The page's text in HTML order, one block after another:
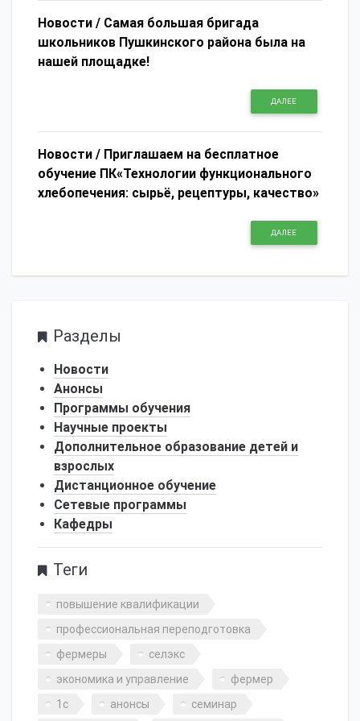
Новости / Самая большая бригада
школьников Пушкинского района была на
нашей площадке!
ДАЛЕЕ
Новости / Приглашаем на бесплатное
обучение ПК«Технологии функционального
хлебопечения: сырьё, рецептуры, качество»
ДАЛЕЕ
Разделы
Новости
Анонсы
Программы обучения
Научные проекты
Дополнительное образование детей и
взрослых
Дистанционное обучение
Сетевые программы
Кафедры
Теги
повышение квалификации
профессиональная переподготовка
фермеры
селэкс
экономика и управление
фермер
1с
анонсы
семинар